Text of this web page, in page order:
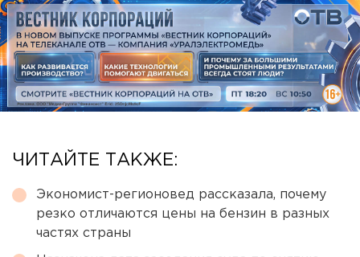
ЧИТАЙТЕ ТАКЖЕ:
Экономист-регионовед рассказала, почему
резко отличаются цены на бензин в разных
частях страны